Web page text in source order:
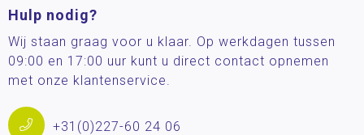
Hulp nodig?
Wij staan graag voor u klaar. Op werkdagen tussen
09:00 en 17:00 uur kunt u direct contact opnemen
met onze klantenservice.
+31(0)227-60 24 06